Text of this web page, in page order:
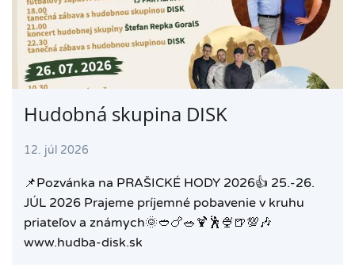
Hudobná skupina DISK
12. júl 2026
📌Pozvánka na PRAŠICKÉ HODY 2026👍 25.-26.
JÚL 2026 Prajeme príjemné pobavenie v kruhu
priateľov a známych🌞🥙🍗🥗🍹🕺🍨🍺💯🎶
www.hudba-disk.sk